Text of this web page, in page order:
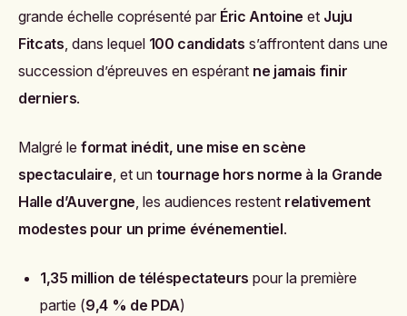
grande échelle coprésenté par Éric Antoine et Juju
Fitcats, dans lequel 100 candidats s’affrontent dans une
succession d’épreuves en espérant ne jamais finir
derniers.
Malgré le format inédit, une mise en scène
spectaculaire, et un tournage hors norme à la Grande
Halle d’Auvergne, les audiences restent relativement
modestes pour un prime événementiel.
1,35 million de téléspectateurs pour la première
partie (9,4 % de PDA)